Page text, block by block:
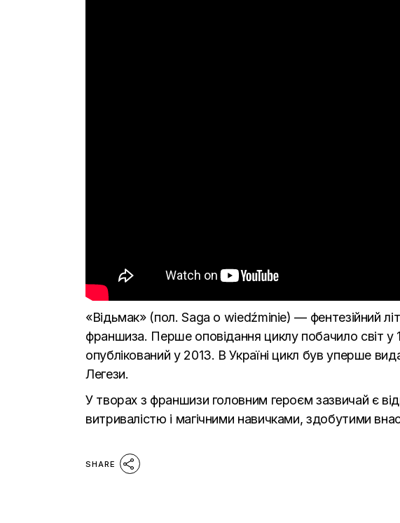
«Відьмак» (пол. Saga o wiedźminie) — фентезійний
франшиза. Перше оповідання циклу побачило світ у
опублікований у 2013. В Україні цикл був уперше
Легези.
У творах з франшизи головним героєм зазвичай є
витривалістю і магічними навичками, здобутими
SHARE